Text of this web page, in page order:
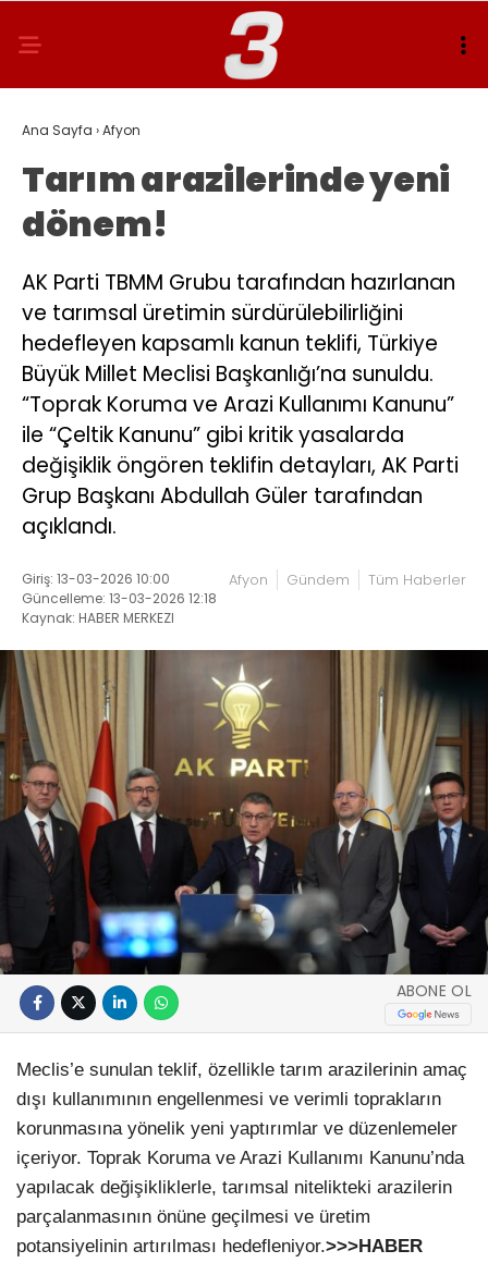
Ana Sayfa ›Afyon
Tarım arazilerinde yeni
dönem!
AK Parti TBMM Grubu tarafından hazırlanan
ve tarımsal üretimin sürdürülebilirliğini
hedefleyen kapsamlı kanun teklifi, Türkiye
Büyük Millet Meclisi Başkanlığı’na sunuldu.
“Toprak Koruma ve Arazi Kullanımı Kanunu”
ile “Çeltik Kanunu” gibi kritik yasalarda
değişiklik öngören teklifin detayları, AK Parti
Grup Başkanı Abdullah Güler tarafından
açıklandı.
Giriş: 13-03-2026 10:00
Güncelleme: 13-03-2026 12:18
Kaynak: HABER MERKEZI
Afyon Gündem Tüm Haberler
ABONE OL
Meclis’e sunulan teklif, özellikle tarım arazilerinin amaç
dışı kullanımının engellenmesi ve verimli toprakların
korunmasına yönelik yeni yaptırımlar ve düzenlemeler
içeriyor. Toprak Koruma ve Arazi Kullanımı Kanunu’nda
yapılacak değişikliklerle, tarımsal nitelikteki arazilerin
parçalanmasının önüne geçilmesi ve üretim
potansiyelinin artırılması hedefleniyor.>>>HABER